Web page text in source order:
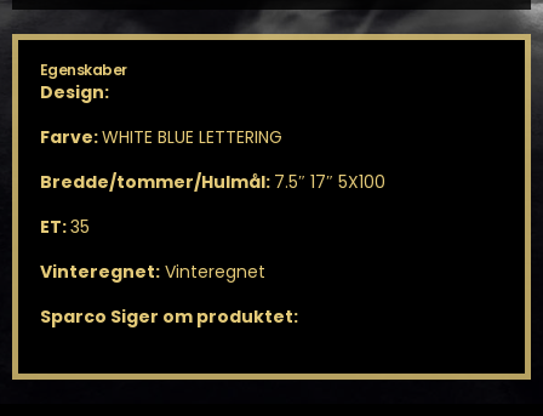
Egenskaber
Design:
Farve:WHITE BLUE LETTERING
Bredde/tommer/Hulmål: 7.5″ 17″ 5X100
ET:35
Vinteregnet:Vinteregnet
Sparco Siger om produktet: